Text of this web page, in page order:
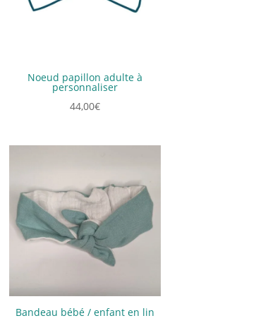
Noeud papillon adulte à
personnaliser
44,00€
Bandeau bébé / enfant en lin